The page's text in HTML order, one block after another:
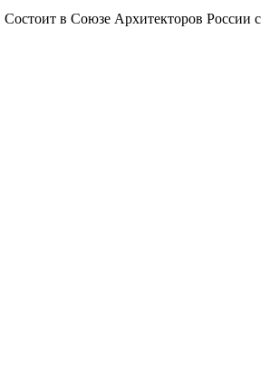
в Союзе Архитекторов России с